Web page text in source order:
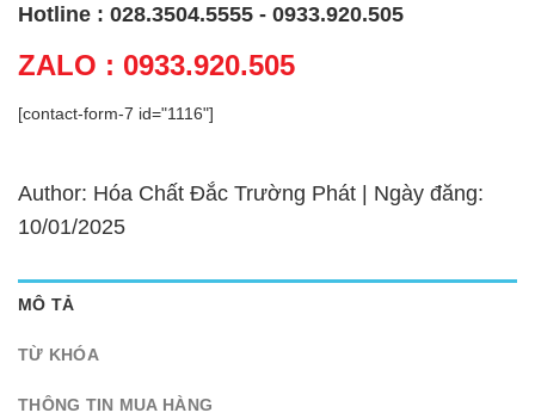
Hotline : 028.3504.5555 - 0933.920.505
ZALO : 0933.920.505
[contact-form-7 id="1116"]
Author: Hóa Chất Đắc Trường Phát | Ngày đăng:
10/01/2025
MÔ TẢ
TỪ KHÓA
THÔNG TIN MUA HÀNG